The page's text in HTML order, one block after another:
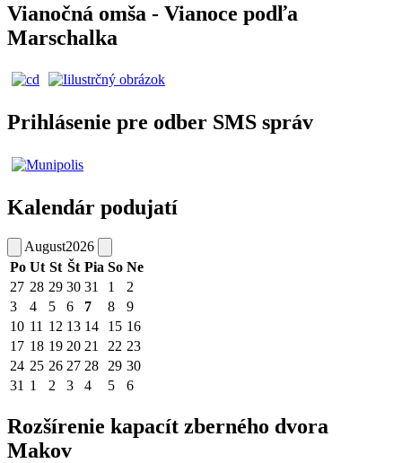
Vianočná omša - Vianoce podľa
Marschalka
Prihlásenie pre odber SMS správ
Kalendár podujatí
August2026
Po Ut St Št Pia So Ne
27 28 29 30 31 1
2
3
4 5 6 7 8
9
10 11 12 13 14 15 16
17 18 19 20 21 22 23
24 25 26 27 28 29 30
31 1 2 3 4 5 6
Rozšírenie kapacít zberného dvora
Makov